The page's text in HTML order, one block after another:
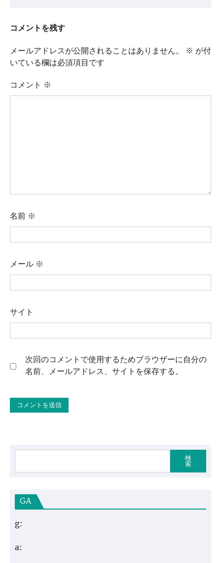
コメントを残す
メールアドレスが公開されることはありません。 ※ が付
いている欄は必須項目です
コメント ※
名前 ※
メール ※
サイト
次回のコメントで使用するためブラウザーに自分の
名前、メールアドレス、サイトを保存する。
検
索
GA
g:
a: